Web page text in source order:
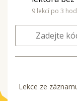
9 lekcí po 3
Lekce ze